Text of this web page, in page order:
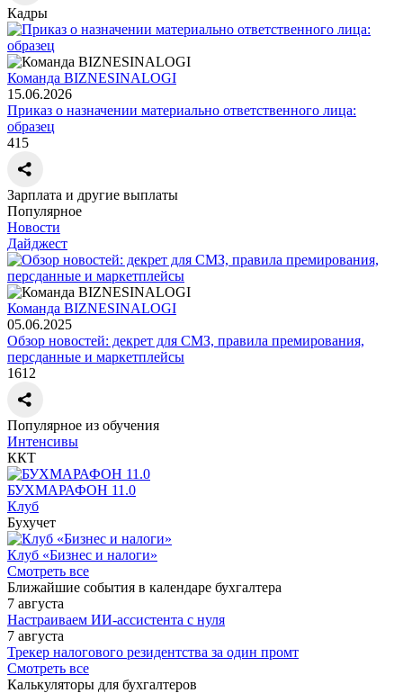
Кадры
Команда BIZNESINALOGI
15.06.2026
Приказ о назначении материально ответственного лица:
образец
415
Зарплата и другие выплаты
Популярное
Новости
Дайджест
Команда BIZNESINALOGI
05.06.2025
Обзор новостей: декрет для СМЗ, правила премирования,
персданные и маркетплейсы
1612
Популярное из обучения
Интенсивы
ККТ
БУХМАРАФОН 11.0
Клуб
Бухучет
Клуб «Бизнес и налоги»
Смотреть все
Ближайшие события в календаре бухгалтера
7 августа
Настраиваем ИИ-ассистента с нуля
7 августа
Трекер налогового резидентства за один промт
Смотреть все
Калькуляторы для бухгалтеров